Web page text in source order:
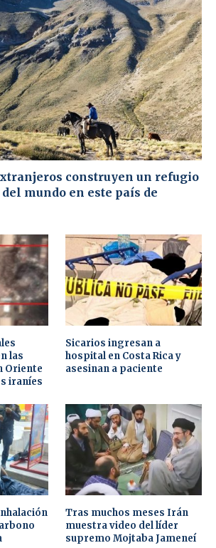
construyen un refugio
mundo en este país de
las
Oriente
iraníes
Sicarios ingresan a
hospital en Costa Rica y
asesinan a paciente
Tras muchos meses Irán
muestra video del líder
supremo Mojtaba Jameneí